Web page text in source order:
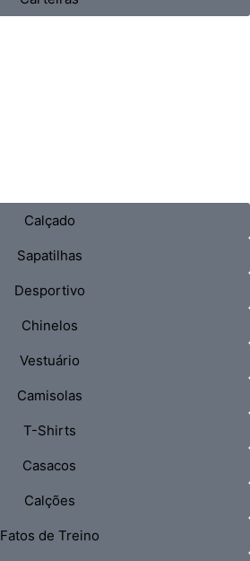
Calçado
Sapatilhas
Desportivo
Chinelos
Vestuário
Camisolas
T-Shirts
Casacos
Calções
Fatos de Treino